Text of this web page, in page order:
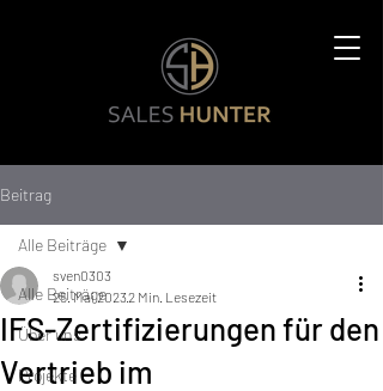
Beitrag
Alle Beiträge
Über uns
Projekte
Alle Beiträge
IFS-Zertifizierungen für den
Vertrieb im
sven0303
25. Mai 20232 Min. Lesezeit